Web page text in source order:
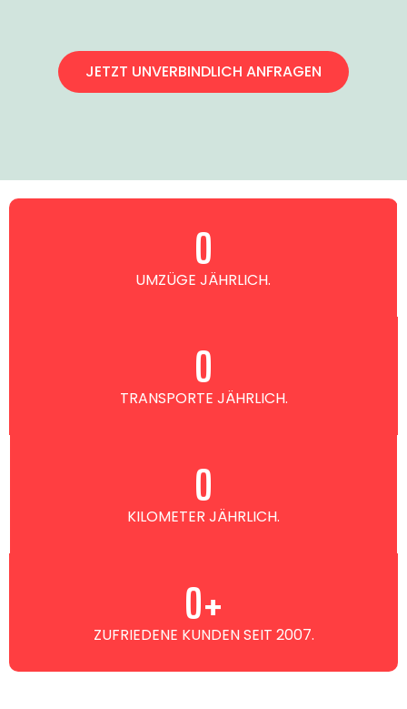
JETZT UNVERBINDLICH ANFRAGEN
UMZÜGE JÄHRLICH.
0
TRANSPORTE JÄHRLICH.
0
KILOMETER JÄHRLICH.
0
ZUFRIEDENE KUNDEN SEIT 2007.
0+